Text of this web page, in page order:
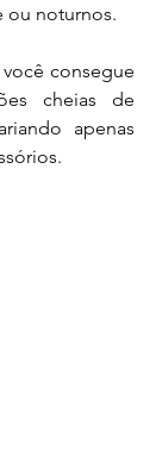
ou noturnos.
consegue
cheias de
apenas